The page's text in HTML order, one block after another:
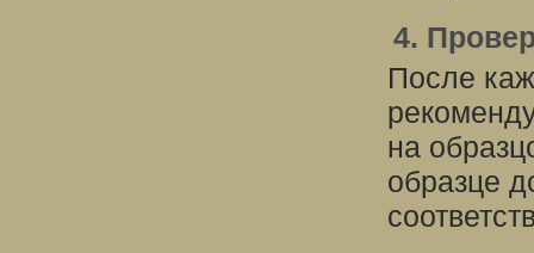
4.
После
на
образце